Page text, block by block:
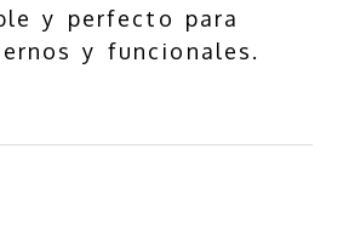
y perfecto para
y funcionales.